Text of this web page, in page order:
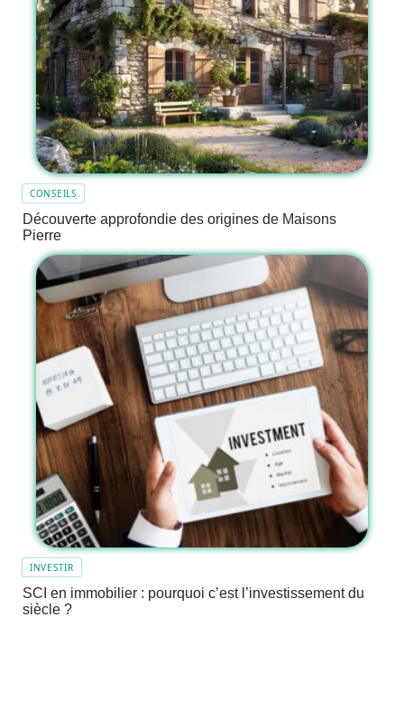
CONSEILS
Découverte approfondie des origines de Maisons
Pierre
INVESTIR
SCI en immobilier : pourquoi c’est l’investissement du
siècle ?